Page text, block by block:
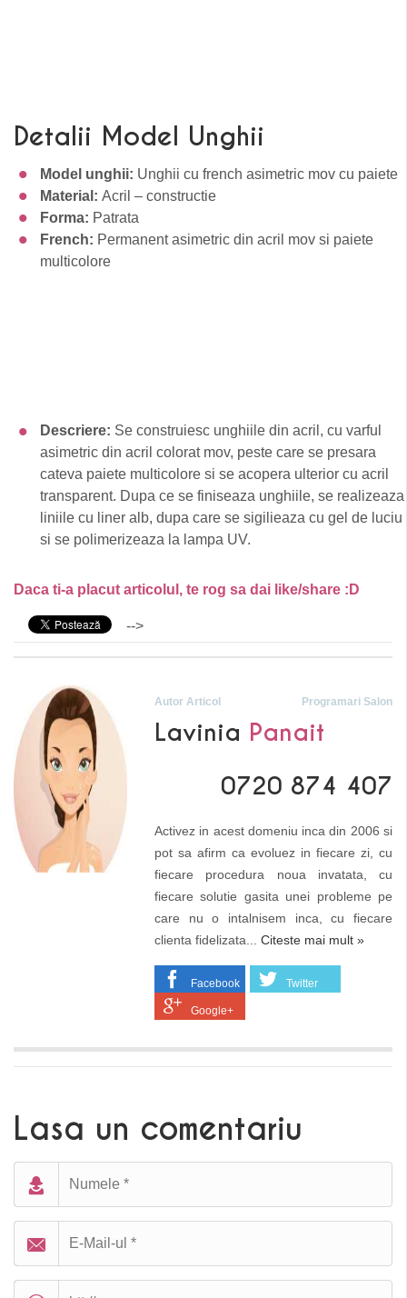
Detalii Model Unghii
Model unghii: Unghii cu french asimetric mov cu paiete
Material: Acril – constructie
Forma: Patrata
French: Permanent asimetric din acril mov si paiete
multicolore
Descriere: Se construiesc unghiile din acril, cu varful
asimetric din acril colorat mov, peste care se presara
cateva paiete multicolore si se acopera ulterior cu acril
transparent. Dupa ce se finiseaza unghiile, se realizeaza
liniile cu liner alb, dupa care se sigilieaza cu gel de luciu
si se polimerizeaza la lampa UV.
Daca ti-a placut articolul, te rog sa dai like/share :D
-->
Autor Articol Programari Salon
Lavinia Panait
0720 874 407
Activez in acest domeniu inca din 2006 si
pot sa afirm ca evoluez in fiecare zi, cu
fiecare procedura noua invatata, cu
fiecare solutie gasita unei probleme pe
care nu o intalnisem inca, cu fiecare
clienta fidelizata... Citeste mai mult »
Facebook Twitter
Google+
Lasa un comentariu